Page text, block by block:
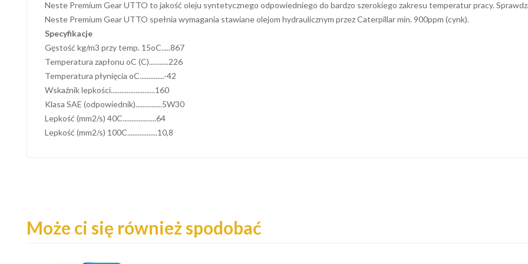
Neste Premium Gear UTTO to jakość oleju syntetycznego odpowiedniego do bardzo szerokiego zakresu temperatur pracy.
Neste Premium Gear UTTO spełnia wymagania stawiane olejom hydraulicznym przez Caterpillar min. 900ppm (cynk).
Specyfikacje
Gęstość kg/m3 przy temp. 15oC.....867
Temperatura zapłonu oC (C)...........226
Temperatura płynięcia oC..............-42
Wskaźnik lepkości.........................160
Klasa SAE (odpowiednik)...............5W30
Lepkość (mm2/s) 40C...................64
Lepkość (mm2/s) 100C.................10,8
Może ci się również spodobać